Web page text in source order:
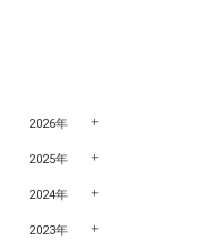
2026年
2025年
2024年
2023年